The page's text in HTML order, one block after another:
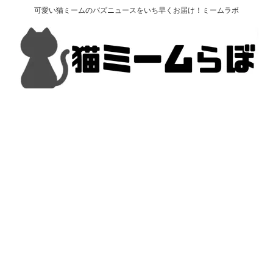
可愛い猫ミームのバズニュースをいち早くお届け！ミームラボ